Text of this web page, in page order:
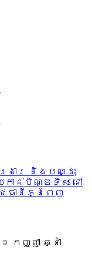
ងារ និងបណ្ដុះ
ាន់បិណ្ឌទី៩ នៅ
ានីភ្នំពេញ
កញ្ញា ឆ្នាំ